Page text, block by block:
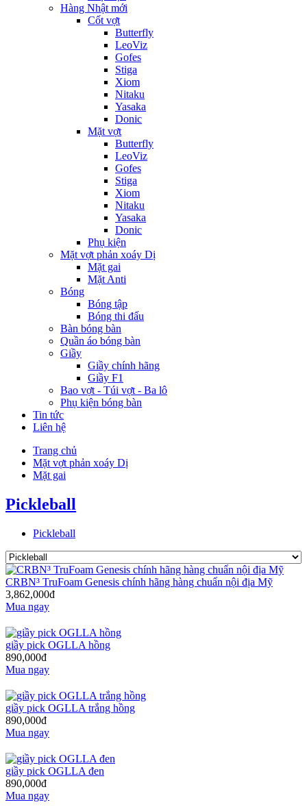
Hàng Nhật mới
Cốt vợt
Butterfly
LeoViz
Gofes
Stiga
Xiom
Nitaku
Yasaka
Donic
Mặt vợt
Butterfly
LeoViz
Gofes
Stiga
Xiom
Nitaku
Yasaka
Donic
Phụ kiện
Mặt vợt phản xoáy Dị
Mặt gai
Mặt Anti
Bóng
Bóng tập
Bóng thi đấu
Bàn bóng bàn
Quần áo bóng bàn
Giầy
Giầy chính hãng
Giầy F1
Bao vợt - Túi vợt - Ba lô
Phụ kiện bóng bàn
Tin tức
Liên hệ
Trang chủ
Mặt vợt phản xoáy Dị
Mặt gai
Pickleball
Pickleball
CRBN³ TruFoam Genesis chính hãng hàng chuẩn nội địa Mỹ
3,862,000đ
Mua ngay
giầy pick OGLLA hồng
890,000đ
Mua ngay
giầy pick OGLLA trắng hồng
890,000đ
Mua ngay
giầy pick OGLLA đen
890,000đ
Mua ngay